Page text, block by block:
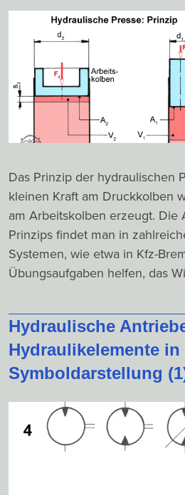
Das Prinzip der hydraulischen
kleinen Kraft am Druckkolben
am Arbeitskolben erzeugt. Die
Prinzips findet man in
Systemen, wie etwa in Kfz-
Übungsaufgaben helfen, das
Hydraulische
Hydraulikelemente in
Symboldarstellung